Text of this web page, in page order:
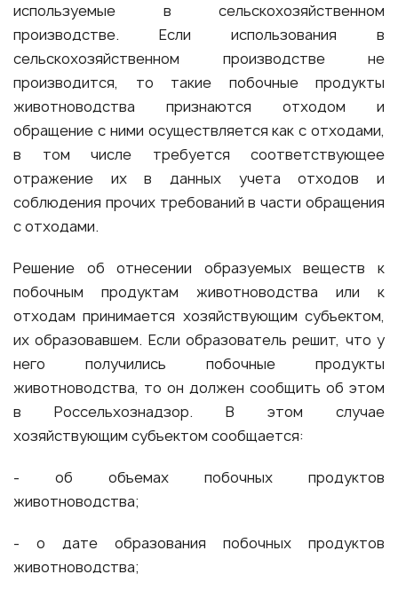
используемые в сельскохозяйственном
производстве. Если использования в
сельскохозяйственном производстве не
производится, то такие побочные продукты
животноводства признаются отходом и
обращение с ними осуществляется как с отходами,
в том числе требуется соответствующее
отражение их в данных учета отходов и
соблюдения прочих требований в части обращения
с отходами.
Решение об отнесении образуемых веществ к
побочным продуктам животноводства или к
отходам принимается хозяйствующим субъектом,
их образовавшем. Если образователь решит, что у
него получились побочные продукты
животноводства, то он должен сообщить об этом
в Россельхознадзор. В этом случае
хозяйствующим субъектом сообщается:
- об объемах побочных продуктов
животноводства;
- о дате образования побочных продуктов
животноводства;